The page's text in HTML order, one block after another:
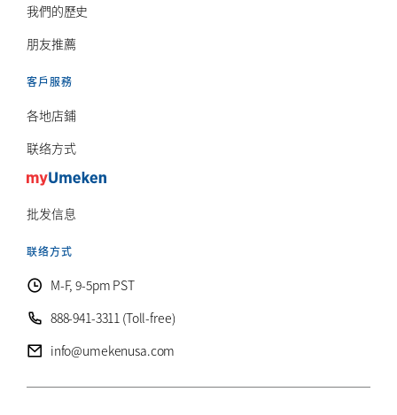
我們的歷史
朋友推薦
客戶服務
各地店鋪
联络方式
批发信息
联络方式
M-F, 9-5pm PST
888-941-3311 (Toll-free)
info@umekenusa.com